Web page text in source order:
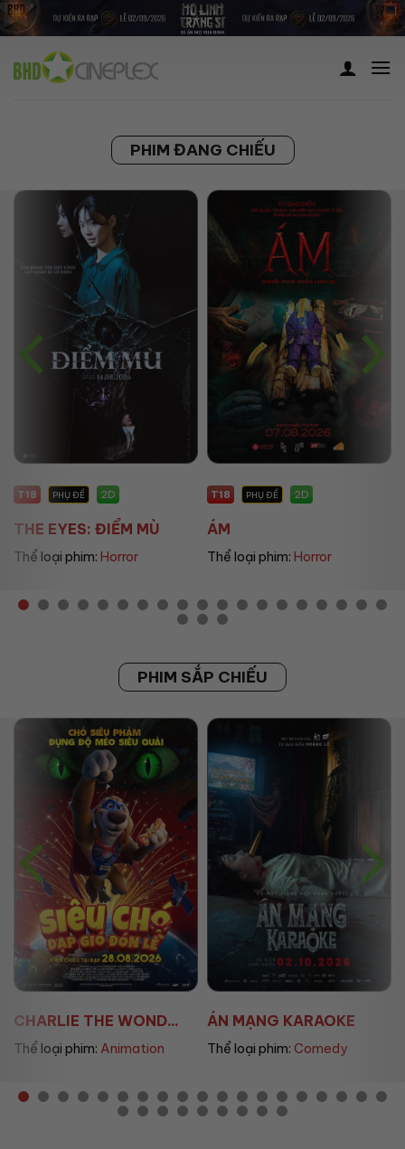
Skip
to
content
PHIM ĐANG CHIẾU
PHỤ ĐỀ 2D
ĐIỂM MÙ
phim:Horror
PHỤ ĐỀ 2D
Thể loại phim:Horror
PHIM SẮP CHIẾU
CHARLIE THE WOND...
Thể loại phim:Animation
ÁN MẠNG KARAOKE
Thể loại phim:Comedy